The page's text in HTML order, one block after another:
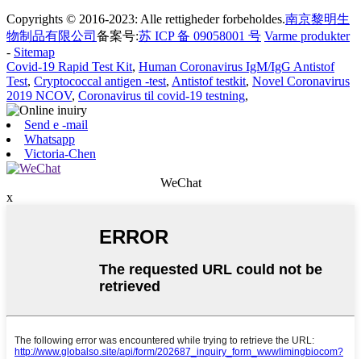
Copyrights © 2016-2023: Alle rettigheder forbeholdes.南京黎明生
物制品有限公司 备案号:苏 ICP 备 09058001 号 Varme produkter
- Sitemap
Covid-19 Rapid Test Kit, Human Coronavirus IgM/IgG Antistof
Test, Cryptococcal antigen -test, Antistof testkit, Novel Coronavirus
2019 NCOV, Coronavirus til covid-19 testning,
Send e -mail
Whatsapp
Victoria-Chen
WeChat
x